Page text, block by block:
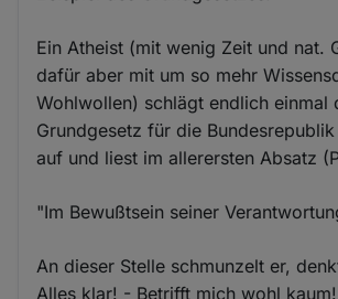
Ein Atheist (mit wenig Zeit und nat.
dafür aber mit um so mehr
Wohlwollen) schlägt endlich einmal
Grundgesetz für die
auf und liest im allerersten Absatz
"Im Bewußtsein seiner
An dieser Stelle schmunzelt er,
Alles klar! - Betrifft mich wohl